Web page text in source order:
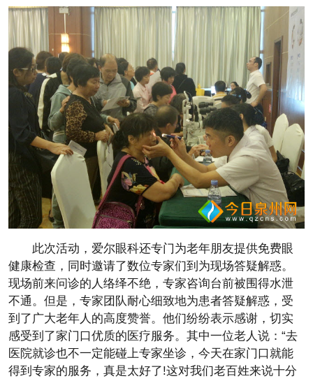
此次活动，爱尔眼科还专门为老年朋友提供免费眼
健康检查，同时邀请了数位专家们到为现场答疑解惑。
现场前来问诊的人络绎不绝，专家咨询台前被围得水泄
不通。但是，专家团队耐心细致地为患者答疑解惑，受
到了广大老年人的高度赞誉。他们纷纷表示感谢，切实
感受到了家门口优质的医疗服务。其中一位老人说：“去
医院就诊也不一定能碰上专家坐诊，今天在家门口就能
得到专家的服务，真是太好了!这对我们老百姓来说十分